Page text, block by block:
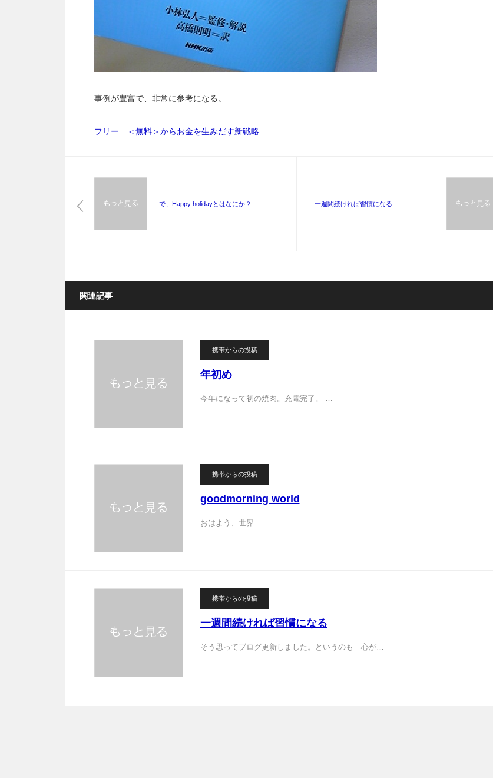
事例が豊富で、非常に参考になる。
フリー ＜無料＞からお金を生みだす新戦略
で、Happy holidayとはなにか？ 一週間続ければ習慣になる
関連記事
携帯からの投稿
年初め
今年になって初の焼肉。充電完了。 …
携帯からの投稿
goodmorning world
おはよう、世界 …
携帯からの投稿
一週間続ければ習慣になる
そう思ってブログ更新しました。というのも 心が…